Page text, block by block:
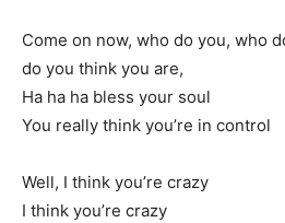
Come on now, who do you, who
do you think you are,
Ha ha ha bless your soul
You really think you’re in control
Well, I think you’re crazy
I think you’re crazy